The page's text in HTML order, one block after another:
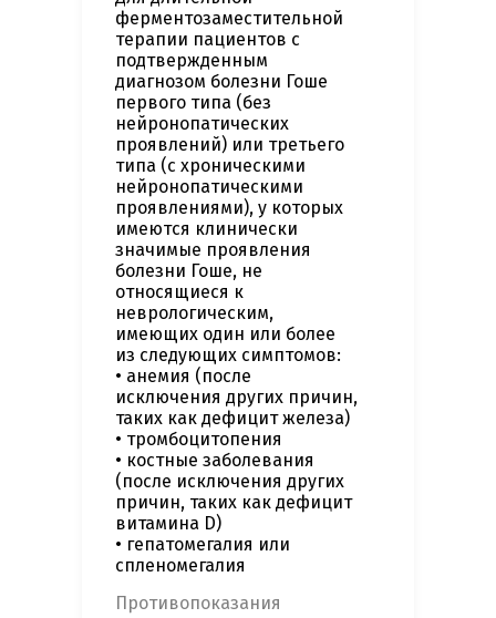
ферментозаместительной
терапии пациентов с
подтвержденным
диагнозом болезни Гоше
первого типа (без
нейронопатических
проявлений) или третьего
типа (с хроническими
нейронопатическими
проявлениями), у которых
имеются клинически
значимые проявления
болезни Гоше, не
относящиеся к
неврологическим,
имеющих один или более
из следующих симптомов:
• анемия (после
исключения других причин,
таких как дефицит железа)
• тромбоцитопения
• костные заболевания
(после исключения других
причин, таких как дефицит
витамина D)
• гепатомегалия или
спленомегалия
Противопоказания